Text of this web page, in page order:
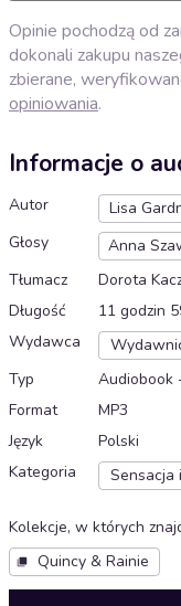
Opinie pochodzą od
dokonali zakupu
zbierane,
opiniowania.
Informacje o
Autor
Lisa
Głosy
Anna
Tłumacz
Dorota
Długość
11 godzin
Wydawca
Typ
Audiobook
Format
MP3
Język
Polski
Kategoria
Sensacja
Kolekcje, w których
Quincy & Rainie